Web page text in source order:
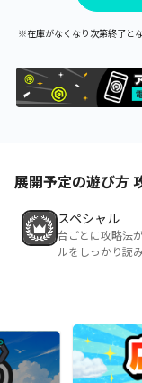
※在庫がなくなり次第終了と
展開予定の遊び方
スペシャル
台ごとに攻略法
ルをしっかり読